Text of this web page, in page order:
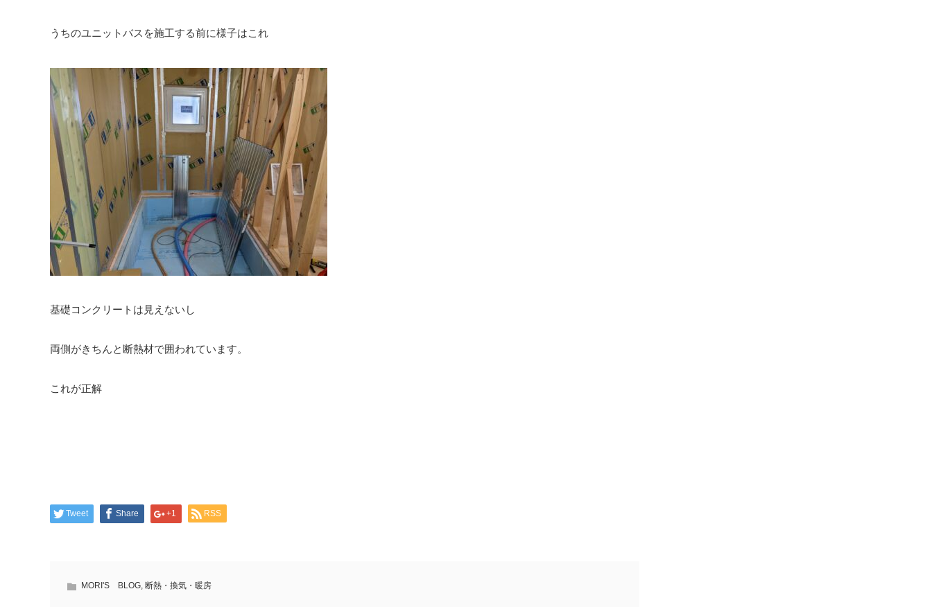
うちのユニットバスを施工する前に様子はこれ
基礎コンクリートは見えないし
両側がきちんと断熱材で囲われています。
これが正解
Tweet Share +1 RSS
MORI'S BLOG, 断熱・換気・暖房